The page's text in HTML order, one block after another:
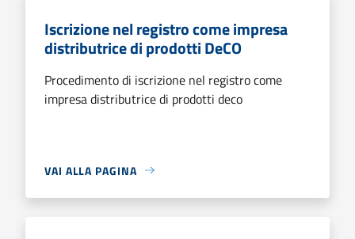
Iscrizione nel registro come impresa
distributrice di prodotti DeCO
Procedimento di iscrizione nel registro come
impresa distributrice di prodotti deco
VAI ALLA PAGINA